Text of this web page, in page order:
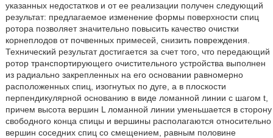
указанных недостатков и от ее реализации получен следующий
результат: предлагаемое изменение формы поверхности спиц
ротора позволяет значительно повысить качество очистки
корнеплодов от почвенных примесей, снизить повреждения.
Технический результат достигается за счет того, что передающий
ротор транспортирующего очистительного устройства выполнен
из радиально закрепленных на его основании равномерно
расположенных спиц, изогнутых по дуге, а в плоскости
перпендикулярной основанию в виде ломанной линии с шагом t,
причем высота вершин L ломанной линии уменьшается в сторону
свободного конца спицы и вершины располагаются относительно
вершин соседних спиц со смещением, равным половине